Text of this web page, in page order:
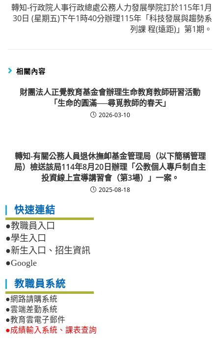
轉知-行政院人事行政總處公務人力發展學院訂於115年1月
30日 (星期五)下午1時40分辦理115年「科技發展與趨勢系
列課 程(遠距)」第1期。
相關內容
財團法人正覺教育基金會辦理生命教育教師研習活動
「生命的圓滿──尋覓教師的春天」
2026-03-10
轉知-有關公務人員退休撫卹基金管理局（以下簡稱管理
局）檢送該局114年8月20日辦理「公教個人專戶制自主
投資線上宣導講習會（第3場）」一案。
2025-08-18
快速連結
●教職員入口
●學生入口
●新生入口、招生資訊
●Google
教職員系統
●網路請購系統
●雲端差勤系統
●教育雲電子郵件
●成績輸入系統、課表查詢